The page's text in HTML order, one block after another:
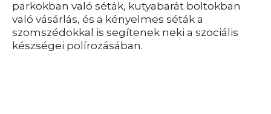
parkokban való séták, kutyabarát boltokban
való vásárlás, és a kényelmes séták a
szomszédokkal is segítenek neki a szociális
készségei polírozásában.